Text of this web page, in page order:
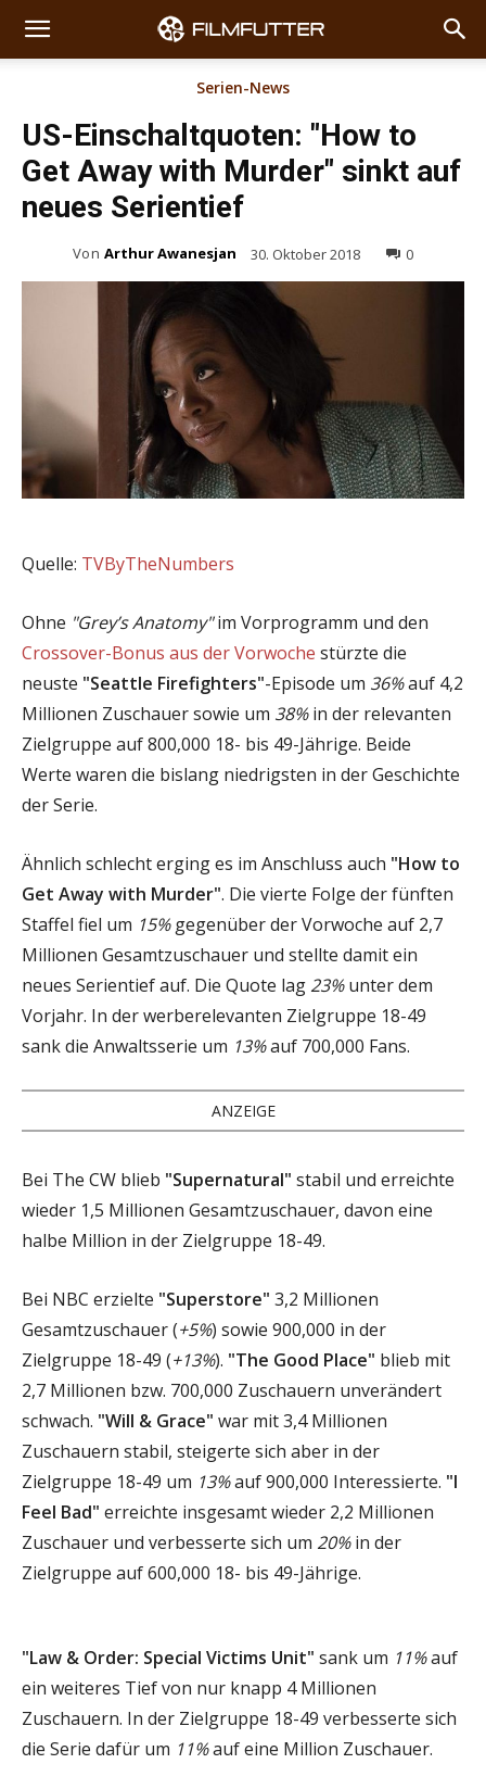
Serien-News
US-Einschaltquoten: "How to
Get Away with Murder" sinkt auf
neues Serientief
Von Arthur Awanesjan 30. Oktober 2018 0
Quelle: TVByTheNumbers
Ohne "Grey’s Anatomy"im Vorprogramm und den
Crossover-Bonus aus der Vorwoche stürzte die
neuste "Seattle Firefighters"-Episode um 36%auf 4,2
Millionen Zuschauer sowie um 38%in der relevanten
Zielgruppe auf 800,000 18- bis 49-Jährige. Beide
Werte waren die bislang niedrigsten in der Geschichte
der Serie.
Ähnlich schlecht erging es im Anschluss auch "How to
Get Away with Murder". Die vierte Folge der fünften
Staffel fiel um 15%gegenüber der Vorwoche auf 2,7
Millionen Gesamtzuschauer und stellte damit ein
neues Serientief auf. Die Quote lag 23%unter dem
Vorjahr. In der werberelevanten Zielgruppe 18-49
sank die Anwaltsserie um 13%auf 700,000 Fans.
ANZEIGE
Bei The CW blieb "Supernatural" stabil und erreichte
wieder 1,5 Millionen Gesamtzuschauer, davon eine
halbe Million in der Zielgruppe 18-49.
Bei NBC erzielte "Superstore" 3,2 Millionen
Gesamtzuschauer (+5%) sowie 900,000 in der
Zielgruppe 18-49 (+13%). "The Good Place" blieb mit
2,7 Millionen bzw. 700,000 Zuschauern unverändert
schwach. "Will & Grace" war mit 3,4 Millionen
Zuschauern stabil, steigerte sich aber in der
Zielgruppe 18-49 um 13%auf 900,000 Interessierte. "I
Feel Bad" erreichte insgesamt wieder 2,2 Millionen
Zuschauer und verbesserte sich um 20%in der
Zielgruppe auf 600,000 18- bis 49-Jährige.
"Law & Order: Special Victims Unit" sank um 11%auf
ein weiteres Tief von nur knapp 4 Millionen
Zuschauern. In der Zielgruppe 18-49 verbesserte sich
die Serie dafür um 11%auf eine Million Zuschauer.